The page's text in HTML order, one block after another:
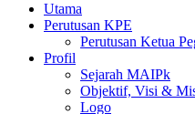
Utama
Perutusan KPE
Perutusan Ketua
Profil
Sejarah MAIPk
Objektif, Visi &
Logo